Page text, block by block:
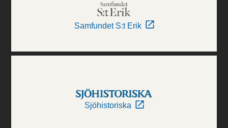
Samfundet S:t Erik
Sjöhistoriska